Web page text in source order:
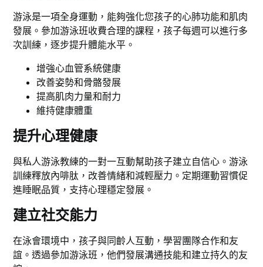
游泳是一項全身運動，能夠強化您孩子的心肺功能和肌肉
發展。參加游泳班收費合理的課程，孩子每週可以進行多
次訓練，逐步提升體能水平。
增強心血管系統健康
改善姿勢和骨骼發展
提高肌肉力量和耐力
維持健康體重
提升心理健康
與私人游泳教練的一對一互動幫助孩子建立自信心。游泳
訓練釋放內啡肽，改善情緒和減輕壓力。定期運動習慣促
進睡眠品質，支持心理穩定發展。
建立社交能力
在泳會環境中，孩子與同齡人互動，學習團隊合作和友
誼。透過參加游泳班，他們發展溝通技能和建立持久的友